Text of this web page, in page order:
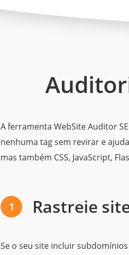
A ferramenta WebSite Auditor
nenhuma tag sem revirar e
mas também CSS, JavaScript,
1 Rastreie
Se o seu site incluir